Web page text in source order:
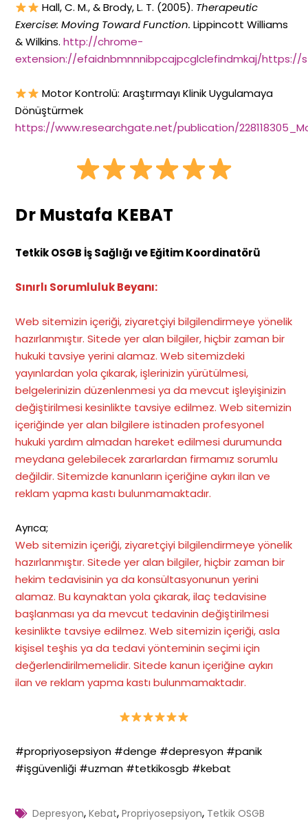
Hall, C. M., & Brody, L. T. (2005). Therapeutic
Exercise: Moving Toward Function. Lippincott Williams
& Wilkins.http://chrome-
extension://efaidnbmnnnibpcajpcglclefindmkaj/https://
Motor Kontrolü: Araştırmayı Klinik Uygulamaya
Dönüştürmek
https://www.researchgate.net/publication/
Dr Mustafa KEBAT
Tetkik OSGB İş Sağlığı ve Eğitim Koordinatörü
Sınırlı Sorumluluk Beyanı:
Web sitemizin içeriği, ziyaretçiyi bilgilendirmeye yönelik
hazırlanmıştır. Sitede yer alan bilgiler, hiçbir zaman bir
hukuki tavsiye yerini alamaz. Web sitemizdeki
yayınlardan yola çıkarak, işlerinizin yürütülmesi,
belgelerinizin düzenlenmesi ya da mevcut işleyişinizin
değiştirilmesi kesinlikte tavsiye edilmez. Web sitemizin
içeriğinde yer alan bilgilere istinaden profesyonel
hukuki yardım almadan hareket edilmesi durumunda
meydana gelebilecek zararlardan firmamız sorumlu
değildir. Sitemizde kanunların içeriğine aykırı ilan ve
reklam yapma kastı bulunmamaktadır.
Ayrıca;
Web sitemizin içeriği, ziyaretçiyi bilgilendirmeye yönelik
hazırlanmıştır. Sitede yer alan bilgiler, hiçbir zaman bir
hekim tedavisinin ya da konsültasyonunun yerini
alamaz. Bu kaynaktan yola çıkarak, ilaç tedavisine
başlanması ya da mevcut tedavinin değiştirilmesi
kesinlikte tavsiye edilmez. Web sitemizin içeriği, asla
kişisel teşhis ya da tedavi yönteminin seçimi için
değerlendirilmemelidir. Sitede kanun içeriğine aykırı
ilan ve reklam yapma kastı bulunmamaktadır.
#propriyosepsiyon #denge #depresyon #panik
#işgüvenliği #uzman #tetkikosgb #kebat
Depresyon,Kebat,Propriyosepsiyon, Tetkik OSGB